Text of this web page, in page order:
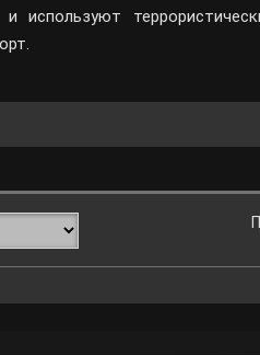
используют